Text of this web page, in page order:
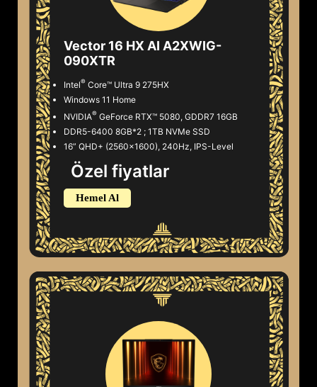
Vector 16 HX AI A2XWIG-
090XTR
Intel® Core™ Ultra 9 275HX
Windows 11 Home
NVIDIA® GeForce RTX™ 5080, GDDR7 16GB
DDR5-6400 8GB*2 ; 1TB NVMe SSD
16” QHD+ (2560x1600), 240Hz, IPS-Level
Özel fiyatlar
Hemel Al